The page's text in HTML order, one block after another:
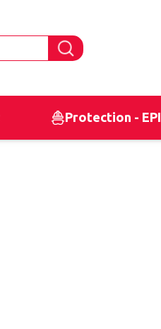
Protection - EPI